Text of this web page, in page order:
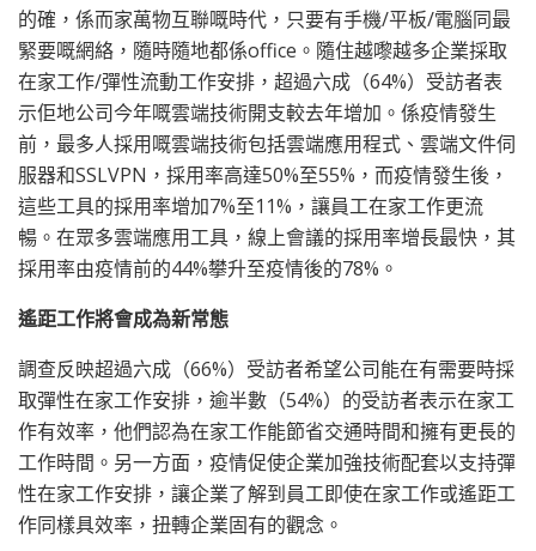
的確，係而家萬物互聯嘅時代，只要有手機/平板/電腦同最
緊要嘅網絡，隨時隨地都係office。隨住越嚟越多企業採取
在家工作/彈性流動工作安排，超過六成（64%）受訪者表
示佢地公司今年嘅雲端技術開支較去年增加。係疫情發生
前，最多人採用嘅雲端技術包括雲端應用程式、雲端文件伺
服器和SSLVPN，採用率高達50%至55%，而疫情發生後，
這些工具的採用率增加7%至11%，讓員工在家工作更流
暢。在眾多雲端應用工具，線上會議的採用率增長最快，其
採用率由疫情前的44%攀升至疫情後的78%。
遙距工作將會成為新常態
調查反映超過六成（66%）受訪者希望公司能在有需要時採
取彈性在家工作安排，逾半數（54%）的受訪者表示在家工
作有效率，他們認為在家工作能節省交通時間和擁有更長的
工作時間。另一方面，疫情促使企業加強技術配套以支持彈
性在家工作安排，讓企業了解到員工即使在家工作或遙距工
作同樣具效率，扭轉企業固有的觀念。